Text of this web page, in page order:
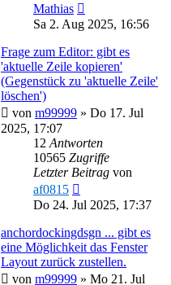
Mathias
Sa 2. Aug 2025, 16:56
Frage zum Editor: gibt es
'aktuelle Zeile kopieren'
(Gegenstück zu 'aktuelle Zeile'
löschen')
von m99999 » Do 17. Jul
2025, 17:07
12 Antworten
10565 Zugriffe
Letzter Beitrag von
af0815
Do 24. Jul 2025, 17:37
anchordockingdsgn ... gibt es
eine Möglichkeit das Fenster
Layout zurück zustellen.
von m99999 » Mo 21. Jul